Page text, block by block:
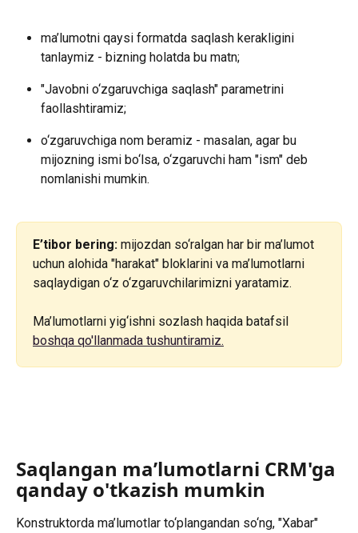
ma’lumotni qaysi formatda saqlash kerakligini
tanlaymiz - bizning holatda bu matn;
"Javobni o‘zgaruvchiga saqlash" parametrini
faollashtiramiz;
o‘zgaruvchiga nom beramiz - masalan, agar bu
mijozning ismi bo‘lsa, o‘zgaruvchi ham "ism" deb
nomlanishi mumkin.
E’tibor bering: mijozdan so‘ralgan har bir ma’lumot
uchun alohida "harakat" bloklarini va ma’lumotlarni
saqlaydigan o‘z o‘zgaruvchilarimizni yaratamiz.
Ma’lumotlarni yig‘ishni sozlash haqida batafsil
boshqa qo'llanmada tushuntiramiz.
Saqlangan ma’lumotlarni CRM'ga
qanday o'tkazish mumkin
Konstruktorda ma’lumotlar to‘plangandan so‘ng, "Xabar"